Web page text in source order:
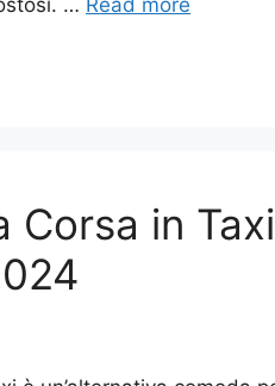
… Read more
Corsa in